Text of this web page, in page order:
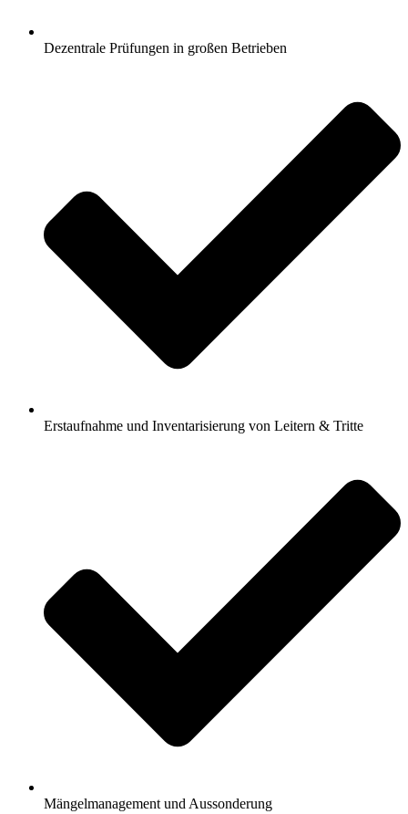
Dezentrale Prüfungen in großen Betrieben
Erstaufnahme und Inventarisierung von Leitern & Tritte
Mängelmanagement und Aussonderung